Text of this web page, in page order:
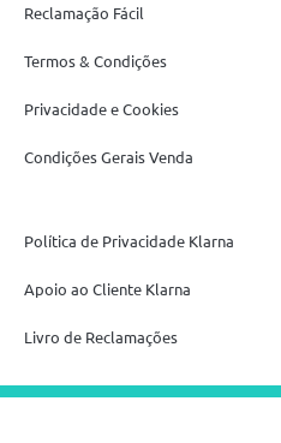
Reclamação Fácil
Termos & Condições
Privacidade e Cookies
Condições Gerais Venda
Política de Privacidade Klarna
Apoio ao Cliente Klarna
Livro de Reclamações